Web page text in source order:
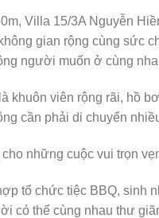
Villa 15/3A Nguyễn
gian rộng cùng sức
người muốn ở cùng
khuôn viên rộng rãi, hồ
cần phải di chuyển
những cuộc vui trọn
tổ chức tiệc BBQ, sinh
có thể cùng nhau thư